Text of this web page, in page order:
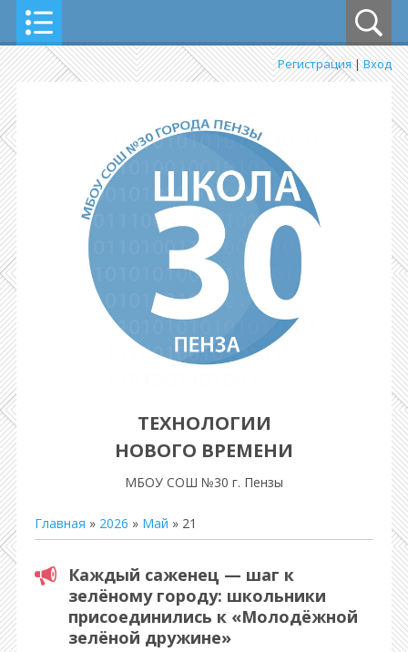
Регистрация|Вход
ТЕХНОЛОГИИ
НОВОГО ВРЕМЕНИ
МБОУ СОШ №30 г. Пензы
Главная » 2026 » Май » 21
Каждый саженец — шаг к
зелёному городу: школьники
присоединились к «Молодёжной
зелёной дружине»